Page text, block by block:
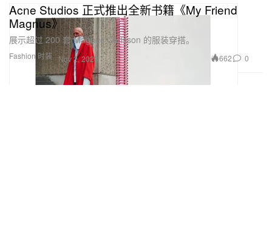
Fashion 时装
Acne Studios 正式推出全新书籍《My Friend
Magnus》
展示超过 200 套 Magnus Carlsson 的服装穿搭。
Nov 2, 2023 662 0